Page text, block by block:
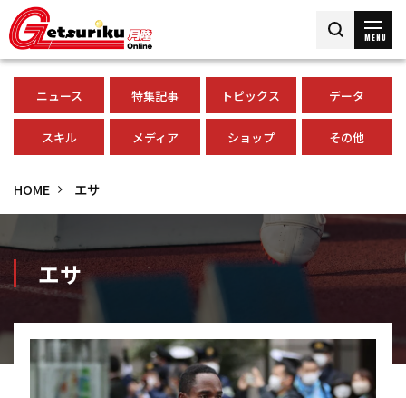
MENU
ニュース 特集記事 トピックス データ
スキル メディア ショップ その他
HOME エサ
エサ